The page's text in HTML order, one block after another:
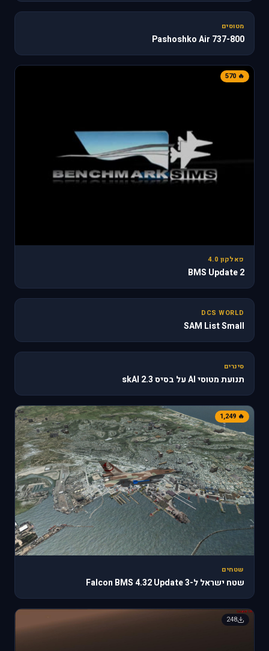
187
מטוסים
737-800 Pashoshko Air
🔥 570
פאלקון 4.0
BMS Update 2
31
DCS WORLD
SAM List Small
🔥 610
סינרים
תנועת מטוסי AI על בסיס skAI 2.3
🔥 1,249
שטחים
שטח ישראל ל-Falcon BMS 4.32 Update 3
248